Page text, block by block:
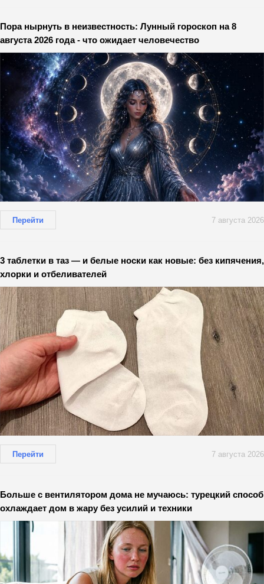
Пора нырнуть в неизвестность: Лунный гороскоп на 8
августа 2026 года - что ожидает человечество
Перейти 7 августа 2026
3 таблетки в таз — и белые носки как новые: без кипячения,
хлорки и отбеливателей
Перейти 7 августа 2026
Больше с вентилятором дома не мучаюсь: турецкий способ
охлаждает дом в жару без усилий и техники